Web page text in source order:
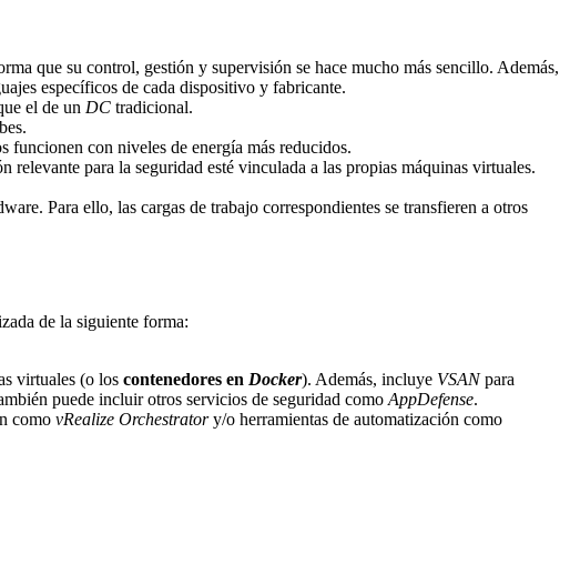
que su control, gestión y supervisión se hace mucho más sencillo. Además,
específicos de cada dispositivo y fabricante.
el de un DC tradicional.
funcionen con niveles de energía más reducidos.
relevante para la seguridad esté vinculada a las propias máquinas virtuales.
Para ello, las cargas de trabajo correspondientes se transfieren a otros
de la siguiente forma:
virtuales (o los contenedores en Docker). Además, incluye VSANpara
puede incluir otros servicios de seguridad como AppDefense.
como vRealize Orchestratory/o herramientas de automatización como